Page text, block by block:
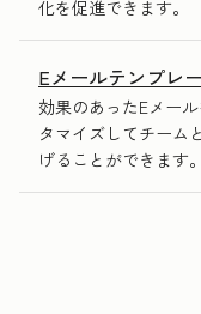
化を促進できます。
Eメールテンプレ
効果のあったEメー
タマイズしてチーム
げることができます。